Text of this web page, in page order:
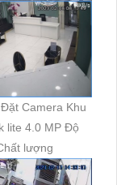
Camera Khu
lite 4.0 MP Độ
lượng